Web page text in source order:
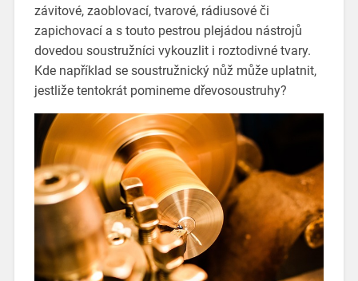
závitové, zaoblovací, tvarové, rádiusové či
zapichovací a s touto pestrou plejádou nástrojů
dovedou soustružníci vykouzlit i roztodivné tvary.
Kde například se soustružnický nůž může uplatnit,
jestliže tentokrát pomineme dřevosoustruhy?